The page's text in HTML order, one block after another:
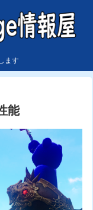
ます
能